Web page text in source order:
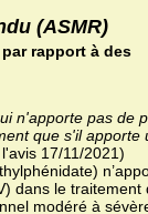
(ASMR)
rapport à des
n'apporte pas de
que s'il apporte
17/11/2021)
dans le traitement
modéré à